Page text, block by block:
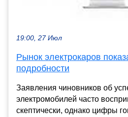
19:00, 27 Июл
Рынок электрокаров
подробности
Заявления чиновников об
электромобилей часто
скептически, однако цифры